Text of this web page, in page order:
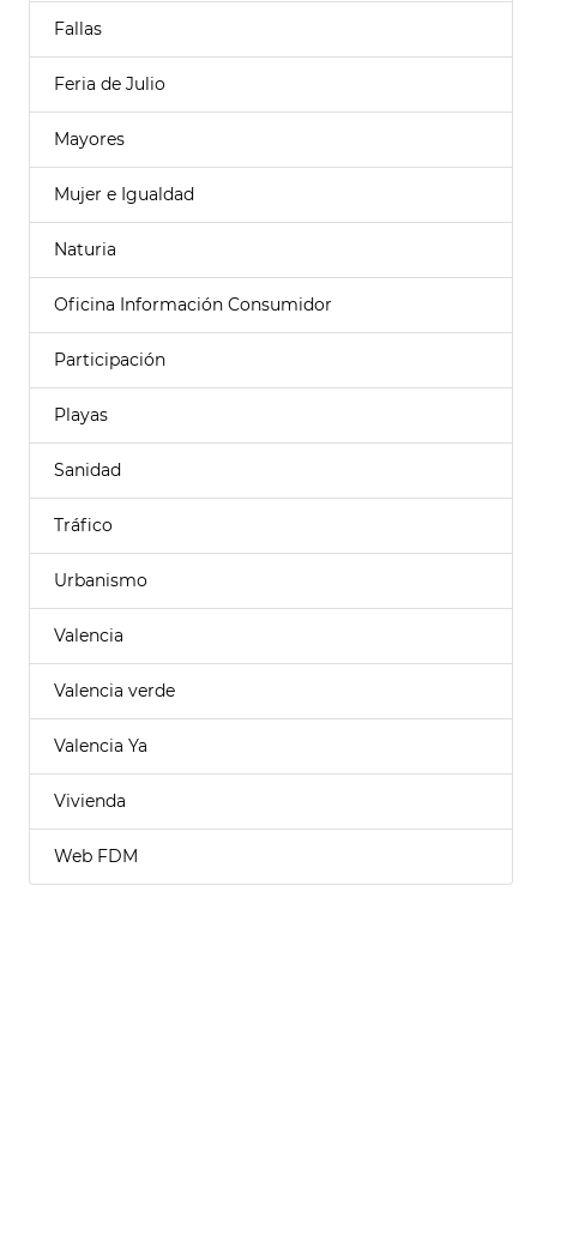
Fallas
Feria de Julio
Mayores
Mujer e Igualdad
Naturia
Oficina Información Consumidor
Participación
Playas
Sanidad
Tráfico
Urbanismo
Valencia
Valencia verde
Valencia Ya
Vivienda
Web FDM